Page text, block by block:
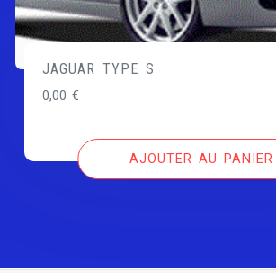
JAGUAR TYPE S
0,00€
AJOUTER AU PANIER